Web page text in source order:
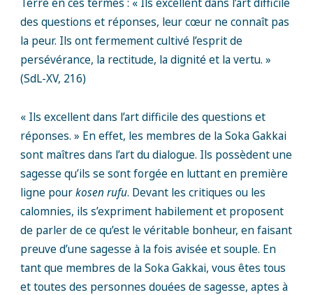
Terre en ces termes : « Ils excellent dans l’art difficile
des questions et réponses, leur cœur ne connaît pas
la peur. Ils ont fermement cultivé l’esprit de
persévérance, la rectitude, la dignité et la vertu. »
(SdL-XV, 216)
« Ils excellent dans l’art difficile des questions et
réponses. » En effet, les membres de la Soka Gakkai
sont maîtres dans l’art du dialogue. Ils possèdent une
sagesse qu’ils se sont forgée en luttant en première
ligne pourkosen rufu. Devant les critiques ou les
calomnies, ils s’expriment habilement et proposent
de parler de ce qu’est le véritable bonheur, en faisant
preuve d’une sagesse à la fois avisée et souple. En
tant que membres de la Soka Gakkai, vous êtes tous
et toutes des personnes douées de sagesse, aptes à